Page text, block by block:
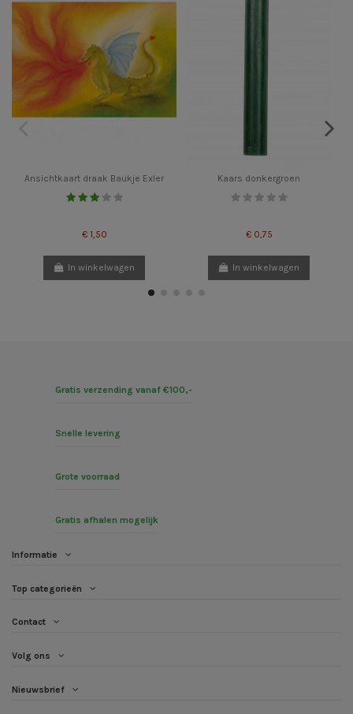
Ansichtkaart draak Baukje Exler
€ 1,50
In winkelwagen
Kaars donkergroen
€ 0,75
In winkelwagen
Gratis verzending vanaf €100,-
Snelle levering
Grote voorraad
Gratis afhalen mogelijk
Informatie
Top categorieën
Contact
Volg ons
Nieuwsbrief